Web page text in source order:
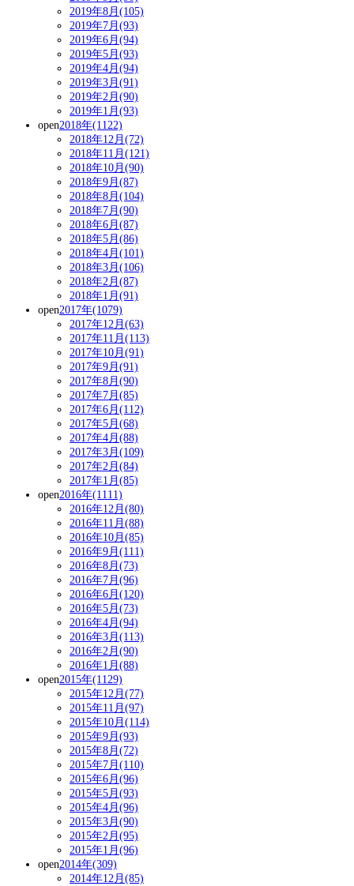
2019年8月(105)
2019年7月(93)
2019年6月(94)
2019年5月(93)
2019年4月(94)
2019年3月(91)
2019年2月(90)
2019年1月(93)
open2018年(1122)
2018年12月(72)
2018年11月(121)
2018年10月(90)
2018年9月(87)
2018年8月(104)
2018年7月(90)
2018年6月(87)
2018年5月(86)
2018年4月(101)
2018年3月(106)
2018年2月(87)
2018年1月(91)
open2017年(1079)
2017年12月(63)
2017年11月(113)
2017年10月(91)
2017年9月(91)
2017年8月(90)
2017年7月(85)
2017年6月(112)
2017年5月(68)
2017年4月(88)
2017年3月(109)
2017年2月(84)
2017年1月(85)
open2016年(1111)
2016年12月(80)
2016年11月(88)
2016年10月(85)
2016年9月(111)
2016年8月(73)
2016年7月(96)
2016年6月(120)
2016年5月(73)
2016年4月(94)
2016年3月(113)
2016年2月(90)
2016年1月(88)
open2015年(1129)
2015年12月(77)
2015年11月(97)
2015年10月(114)
2015年9月(93)
2015年8月(72)
2015年7月(110)
2015年6月(96)
2015年5月(93)
2015年4月(96)
2015年3月(90)
2015年2月(95)
2015年1月(96)
open2014年(309)
2014年12月(85)